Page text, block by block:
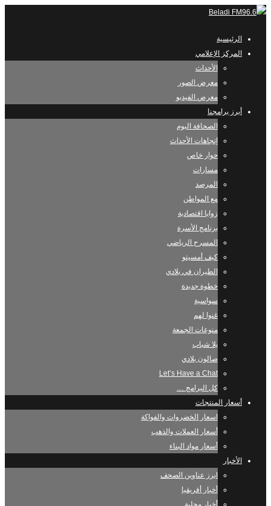
الرئيسية
المركز الإعلامي
الأحداث
معرض الصور
معرض الفيديو
أبرز برامجنا
الصحافة اليوم
إتجاهات الأحداث
حوار خاص
مسارات
المرصد
مع المواطن
زوايا اقتصادية
برنامج الأسرة
المسرح الرياضي
كيف أمسيتو
الطيران في بلادي
خطوة جديدة
سواسية
غنوا لهم
منوعات الجمعة
يلا شباب
صالون بلادي
Let’s Have a Chat
كل البرامج …
أسعار المنتجات
اسعار الخضروات والفواكة
أسعار العملات والذهب
أسعار مواد البناء
الأخبار
ابرز عناوين الصحف
أخبار أفريقيا
أخبار محلية